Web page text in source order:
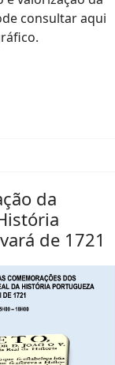
consultar aqui
da
de 1721